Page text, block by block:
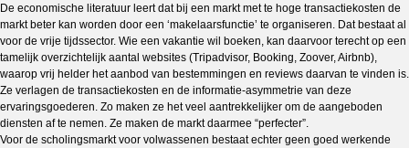
De economische literatuur leert dat bij een markt met te hoge transactiekosten de
markt beter kan worden door een ‘makelaarsfunctie’ te organiseren. Dat bestaat al
voor de vrije tijdssector. Wie een vakantie wil boeken, kan daarvoor terecht op een
tamelijk overzichtelijk aantal websites (Tripadvisor, Booking, Zoover, Airbnb),
waarop vrij helder het aanbod van bestemmingen en reviews daarvan te vinden is.
Ze verlagen de transactiekosten en de informatie-asymmetrie van deze
ervaringsgoederen. Zo maken ze het veel aantrekkelijker om de aangeboden
diensten af te nemen. Ze maken de markt daarmee “perfecter”.
Voor de scholingsmarkt voor volwassenen bestaat echter geen goed werkende